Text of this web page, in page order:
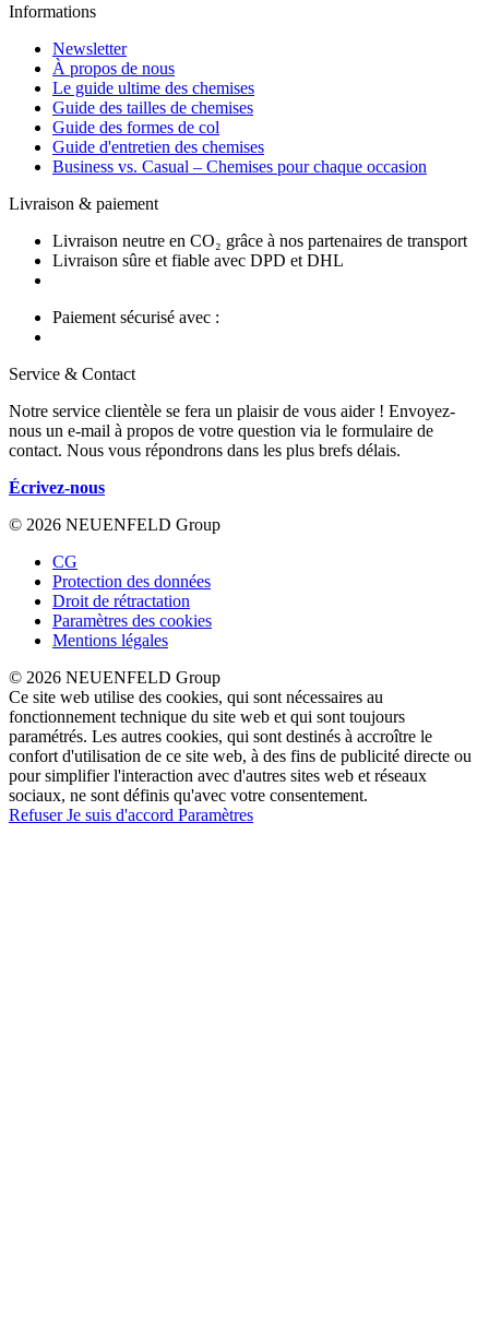
Informations
Newsletter
À propos de nous
Le guide ultime des chemises
Guide des tailles de chemises
Guide des formes de col
Guide d'entretien des chemises
Business vs. Casual – Chemises pour chaque occasion
Livraison & paiement
Livraison neutre en CO₂ grâce à nos partenaires de transport
Livraison sûre et fiable avec DPD et DHL
Paiement sécurisé avec :
Service & Contact
Notre service clientèle se fera un plaisir de vous aider ! Envoyez-
nous un e-mail à propos de votre question via le formulaire de
contact. Nous vous répondrons dans les plus brefs délais.
Écrivez-nous
© 2026 NEUENFELD Group
CG
Protection des données
Droit de rétractation
Paramètres des cookies
Mentions légales
© 2026 NEUENFELD Group
Ce site web utilise des cookies, qui sont nécessaires au
fonctionnement technique du site web et qui sont toujours
paramétrés. Les autres cookies, qui sont destinés à accroître le
confort d'utilisation de ce site web, à des fins de publicité directe ou
pour simplifier l'interaction avec d'autres sites web et réseaux
sociaux, ne sont définis qu'avec votre consentement.
RefuserJe suis d'accord Paramètres